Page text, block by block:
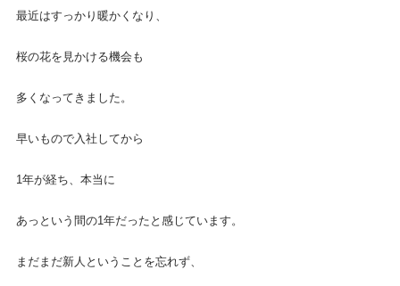
最近はすっかり暖かくなり、
桜の花を見かける機会も
多くなってきました。
早いもので入社してから
1年が経ち、本当に
あっという間の1年だったと感じています。
まだまだ新人ということを忘れず、